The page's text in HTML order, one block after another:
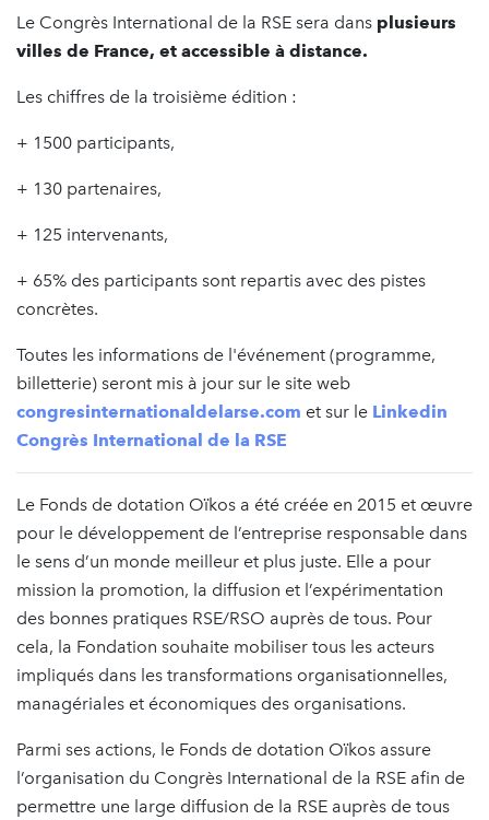
Le Congrès International de la RSE sera dans plusieurs
villes de France, et accessible à distance.
Les chiffres de la troisième édition :
+ 1500 participants,
+ 130 partenaires,
+ 125 intervenants,
+ 65% des participants sont repartis avec des pistes
concrètes.
Toutes les informations de l'événement (programme,
billetterie) seront mis à jour sur le site web
congresinternationaldelarse.com et sur le Linkedin
Congrès International de la RSE
Le Fonds de dotation Oïkos a été créée en 2015 et œuvre
pour le développement de l’entreprise responsable dans
le sens d’un monde meilleur et plus juste. Elle a pour
mission la promotion, la diffusion et l’expérimentation
des bonnes pratiques RSE/RSO auprès de tous. Pour
cela, la Fondation souhaite mobiliser tous les acteurs
impliqués dans les transformations organisationnelles,
managériales et économiques des organisations.
Parmi ses actions, le Fonds de dotation Oïkos assure
l’organisation du Congrès International de la RSE afin de
permettre une large diffusion de la RSE auprès de tous